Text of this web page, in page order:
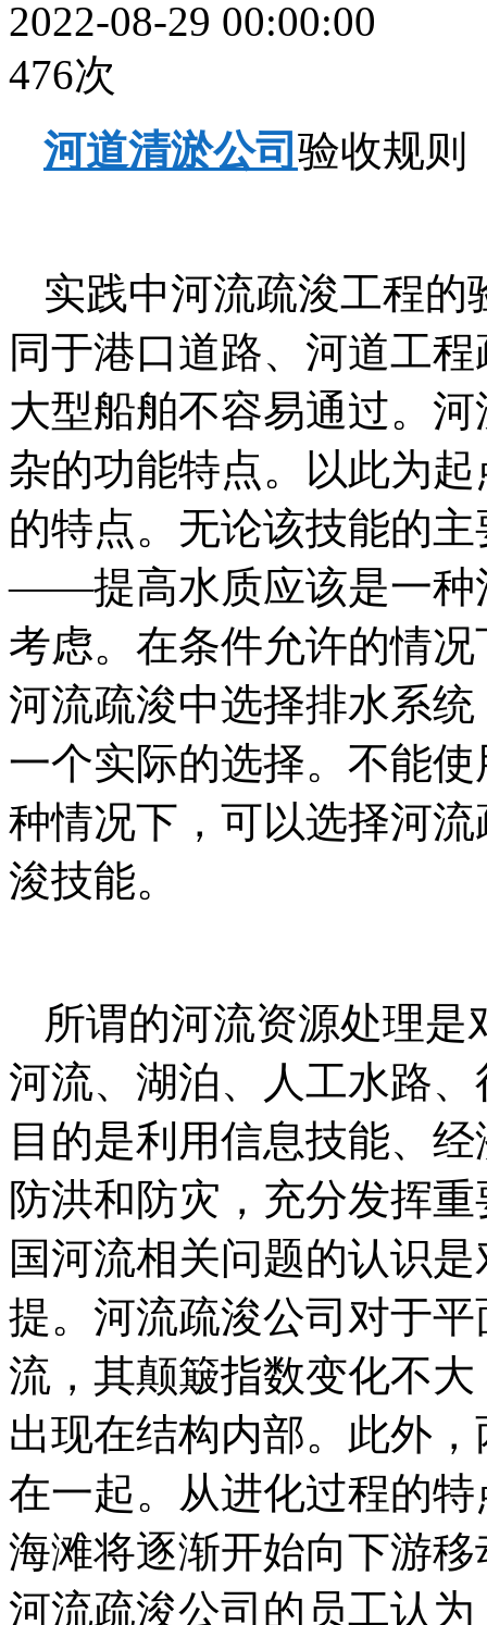
2022-08-29 00:00:00
476次
河道清淤公司 验收规则
实践中河流疏浚工程
同于港口道路、河道工
大型船舶不容易通过。
杂的功能特点。以此为
的特点。无论该技能的
——提高水质应该是一种
考虑。在条件允许的情
河流疏浚中选择排水系
一个实际的选择。不能
种情况下，可以选择河
浚技能。
所谓的河流资源处理
河流、湖泊、人工水路
目的是利用信息技能、
防洪和防灾，充分发挥
国河流相关问题的认识
提。河流疏浚公司对于
流，其颠簸指数变化不
出现在结构内部。此外
在一起。从进化过程的
海滩将逐渐开始向下游
河流疏浚公司的员工认